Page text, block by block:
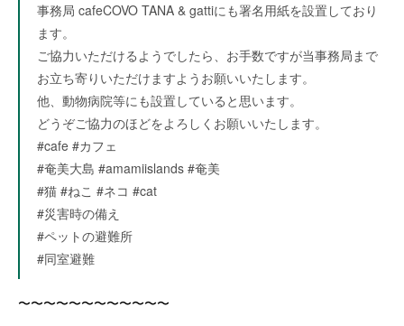
事務局 cafeCOVO TANA & gattiにも署名用紙を設置しており
ます。
ご協力いただけるようでしたら、お手数ですが当事務局まで
お立ち寄りいただけますようお願いいたします。
他、動物病院等にも設置していると思います。
どうぞご協力のほどをよろしくお願いいたします。
#cafe #カフェ
#奄美大島 #amamiislands #奄美
#猫 #ねこ #ネコ #cat
#災害時の備え
#ペットの避難所
#同室避難
〜〜〜〜〜〜〜〜〜〜〜〜